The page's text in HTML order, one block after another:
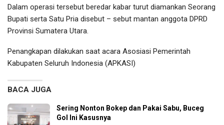
Dalam operasi tersebut beredar kabar turut diamankan Seorang
Bupati serta Satu Pria disebut – sebut mantan anggota DPRD
Provinsi Sumatera Utara.
Penangkapan dilakukan saat acara Asosiasi Pemerintah
Kabupaten Seluruh Indonesia (APKASI)
BACA JUGA
Sering Nonton Bokep dan Pakai Sabu, Buceg
Gol Ini Kasusnya